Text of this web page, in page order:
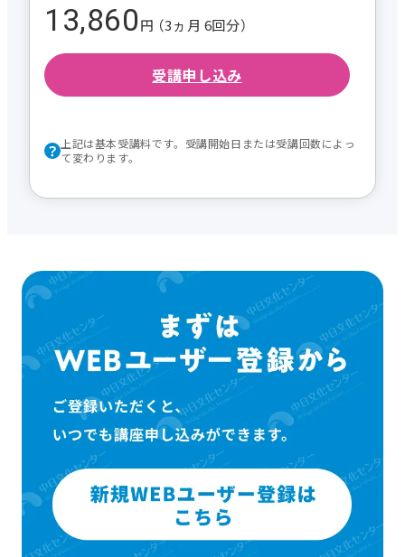
13,860円 （3ヵ月 6回分）
受講申し込み
上記は基本受講料です。受講開始日または受講回数によっ
て変わります。